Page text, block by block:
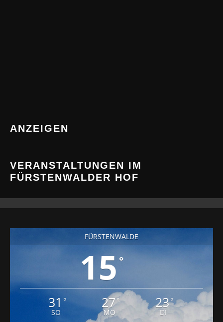
ANZEIGEN
VERANSTALTUNGEN IM
FÜRSTENWALDER HOF
FÜRSTENWALDE
15 °
31 °
SO
27°
MO
23°
DI